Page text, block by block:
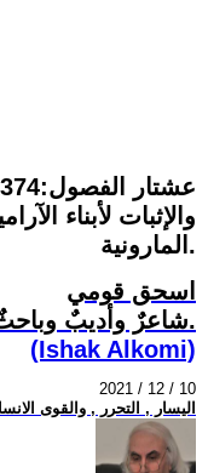
والإثبات لأبناء
المارونية.
اسحق قومي
شاعرٌ وأديبٌ وباحثٌ سوري يعيش في ألمانيا.
(Ishak Alkomi)
2021 / 12 / 10
اليسار , التحرر , والقوى